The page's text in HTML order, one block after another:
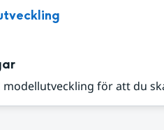
för att du